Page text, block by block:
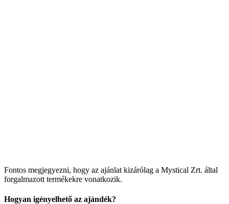
Fontos megjegyezni, hogy az ajánlat kizárólag a Mystical Zrt. által
forgalmazott termékekre vonatkozik.
Hogyan igényelhető az ajándék?